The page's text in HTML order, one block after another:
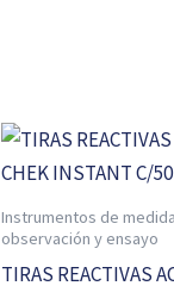
Instrumentos de
observación y ensayo
TIRAS REACTIVAS